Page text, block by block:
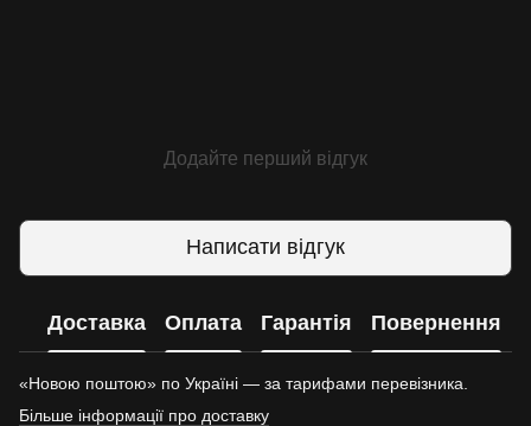
Додайте перший відгук
Написати відгук
Доставка Оплата Гарантія Повернення
«Новою поштою» по Україні — за тарифами перевізника.
Більше інформації про доставку